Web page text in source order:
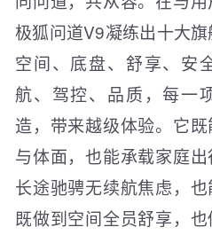
极狐问道V9凝练出十大旗
空间、底盘、舒享、安
航、驾控、品质，每一
造，带来越级体验。它
与体面，也能承载家庭
长途驰骋无续航焦虑，也
既做到空间全员舒享，